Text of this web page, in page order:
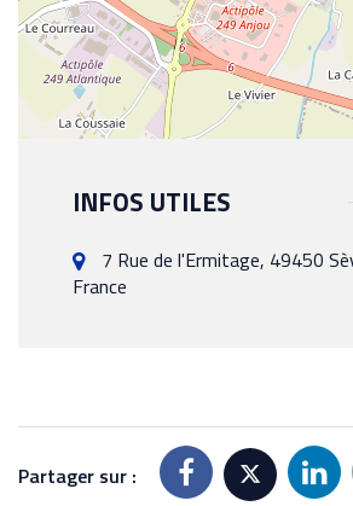
INFOS UTILES
7 Rue de l'Ermitage, 49450
France
Partager sur :